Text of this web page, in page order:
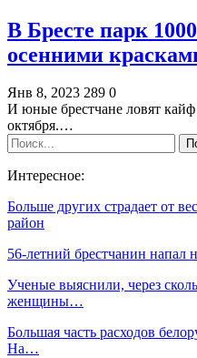
В Бресте парк
осенними
Янв 8, 2023 289 0
И юные брестчане ловят
октября.…
Интересное:
Больше других страдает от
район
56-летний брестчанин напал
Ученые выяснили, через
женщины…
Большая часть расходов
На…